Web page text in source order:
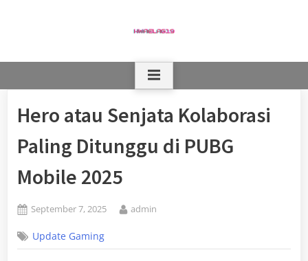
Hero atau Senjata Kolaborasi
Paling Ditunggu di PUBG
Mobile 2025
Posted
September 7, 2025 By
admin
Update Gaming